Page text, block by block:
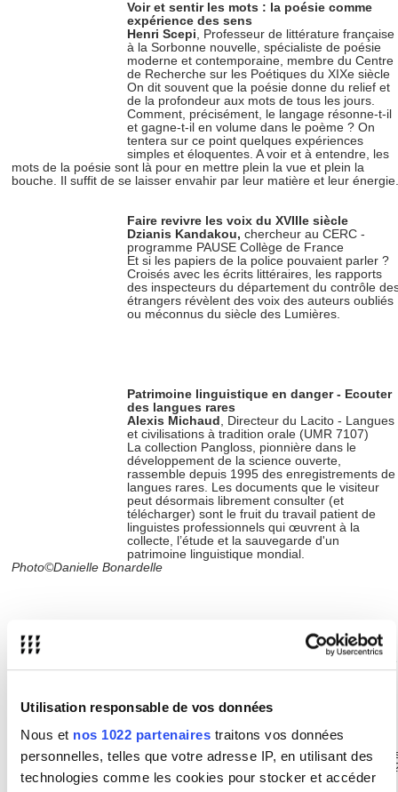
Utilisation responsable de vos données
Nous et nos 1022 partenaires traitons vos données
personnelles, telles que votre adresse IP, en utilisant des
technologies comme les cookies pour stocker et accéder
Voir et sentir les mots : la poésie comme
expérience des sens
Henri Scepi, Professeur de littérature française
à la Sorbonne nouvelle, spécialiste de poésie
moderne et contemporaine, membre du Centre
de Recherche sur les Poétiques du XIXe siècle
On dit souvent que la poésie donne du relief et
de la profondeur aux mots de tous les jours.
Comment, précisément, le langage résonne-t-il
et gagne-t-il en volume dans le poème ? On
tentera sur ce point quelques expériences
simples et éloquentes. A voir et à entendre, les
mots de la poésie sont là pour en mettre plein la vue et plein la
bouche. Il suffit de se laisser envahir par leur matière et leur énergie.
Faire revivre les voix du XVIIIe siècle
Dzianis Kandakou, chercheur au CERC -
programme PAUSE Collège de France
Et si les papiers de la police pouvaient parler ?
Croisés avec les écrits littéraires, les rapports
des inspecteurs du département du contrôle
étrangers révèlent des voix des auteurs oubliés
ou méconnus du siècle des Lumières.
Patrimoine linguistique en danger- Ecouter
des langues rares
Alexis Michaud , Directeur du Lacito - Langues
et civilisations à tradition orale (UMR 7107)
La collection Pangloss, pionnière dans le
développement de la science ouverte,
rassemble depuis 1995 des enregistrements de
langues rares. Les documents que le visiteur
peut désormais librement consulter (et
télécharger) sont le fruit du travail patient de
linguistes professionnels qui œuvrent à la
collecte, l’étude et la sauvegarde d'un
patrimoine linguistique mondial.
Photo©Danielle Bonardelle
Voix, visions, perceptions augmentées
Maitre de conférences et chercheur au CERC - Centre
d'Études et de Recherches Comparatistes - EA 172,My-Linh Dang
LGC, CERC / ED 120).
Que signifie voir au moyen d'une voix? De quelle manière les
"humanités médicales" peuvent apporter des réponses à cette
question et à d'autres questions analogues? Comment les
médicales peuvent-elles s'inscrire dans une démarche
En quoi ce champ disciplinaire nous aide-t-il à mieux comprendre